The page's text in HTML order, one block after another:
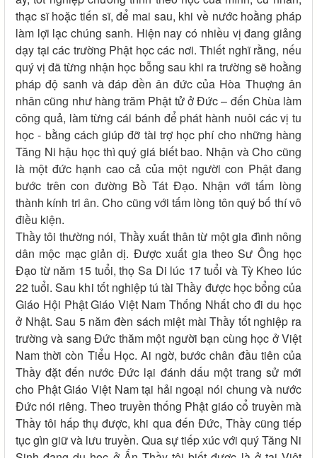
thạc sĩ hoặc tiến sĩ, để mai sau, khi về nước hoằng pháp
làm lợi lạc chúng sanh. Hiện nay có nhiều vị đang giảng
dạy tại các trường Phật học các nơi. Thiết nghĩ rằng, nếu
quý vị đã từng nhận học bỗng sau khi ra trường sẽ hoằng
pháp độ sanh và đáp đền ân đức của Hòa Thuợng ân
nhân cũng như hàng trăm Phật tử ở Đức – đến Chùa làm
công quả, làm từng cái bánh để phát hành nuôi các vị tu
học - bằng cách giúp đỡ tài trợ học phí cho những hàng
Tăng Ni hậu học thì quý giá biết bao. Nhận và Cho cũng
là một đức hạnh cao cả của một người con Phật đang
bước trên con đường Bồ Tát Đạo. Nhận với tấm lòng
thành kính tri ân. Cho cũng với tấm lòng tôn quý bố thí vô
điều kiện.
Thầy tôi thường nói, Thầy xuất thân từ một gia đình nông
dân mộc mạc giản dị. Được xuất gia theo Sư Ông học
Đạo từ năm 15 tuổi, thọ Sa Di lúc 17 tuổi và Tỳ Kheo lúc
22 tuổi. Sau khi tốt nghiệp tú tài Thầy được học bổng của
Giáo Hội Phật Giáo Việt Nam Thống Nhất cho đi du học
ở Nhật. Sau 5 năm đèn sách miệt mài Thầy tốt nghiệp ra
trường và sang Đức thăm một người bạn cùng học ở Việt
Nam thời còn Tiểu Học. Ai ngờ, bước chân đầu tiên của
Thầy đặt đến nước Đức lại đánh dấu một trang sử mới
cho Phật Giáo Việt Nam tại hải ngoại nói chung và nước
Đức nói riêng. Theo truyền thống Phật giáo cổ truyền mà
Thầy tôi hấp thụ được, khi qua đến Đức, Thầy cũng tiếp
tục gìn giữ và lưu truyền. Qua sự tiếp xúc với quý Tăng Ni